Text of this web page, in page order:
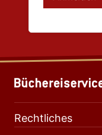
Rechtliches